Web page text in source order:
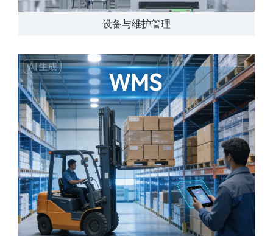
设备与维护管理